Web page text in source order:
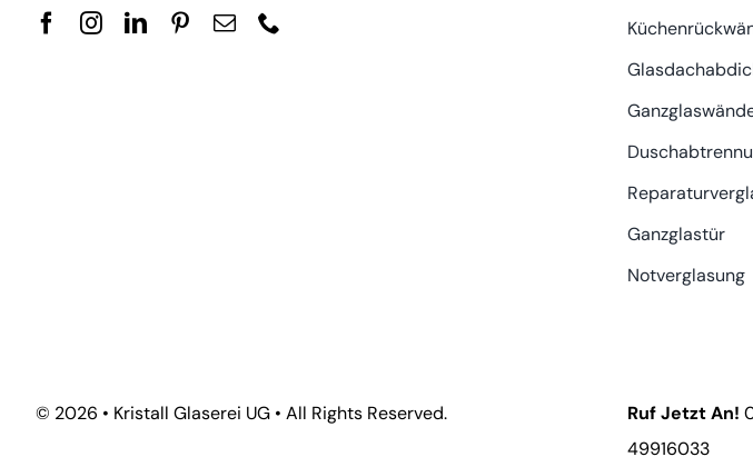
Ganzglastür
Notverglasung
© 2026 • Kristall Glaserei UG • All Rights Reserved. Ruf Jetzt An!
49916033